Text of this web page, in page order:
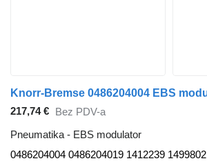
217,74 € Bez PDV-a
Pneumatika - EBS modulator
0486204004 0486204019 1412239 1499802